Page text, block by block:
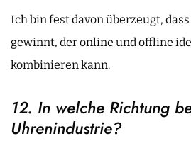
Ich bin fest davon überzeugt,
gewinnt, der online und offline
kombinieren kann.
12. In welche Richtung
Uhrenindustrie?